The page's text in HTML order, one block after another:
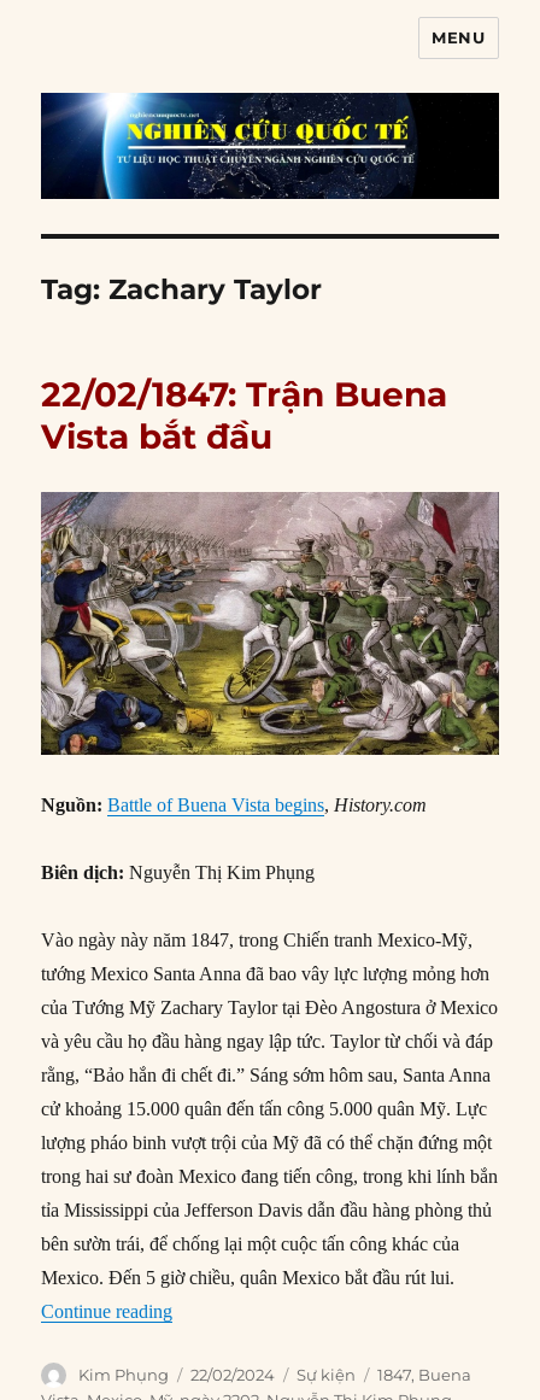
MENU
Tag:Zachary Taylor
22/02/1847: Trận Buena
Vista bắt đầu
Nguồn:Battle of Buena Vista begins, History.com
Biên dịch: Nguyễn Thị Kim Phụng
Vào ngày này năm 1847, trong Chiến tranh Mexico-Mỹ,
tướng Mexico Santa Anna đã bao vây lực lượng mỏng hơn
của Tướng Mỹ Zachary Taylor tại Đèo Angostura ở Mexico
và yêu cầu họ đầu hàng ngay lập tức. Taylor từ chối và đáp
rằng, “Bảo hắn đi chết đi.” Sáng sớm hôm sau, Santa Anna
cử khoảng 15.000 quân đến tấn công 5.000 quân Mỹ. Lực
lượng pháo binh vượt trội của Mỹ đã có thể chặn đứng một
trong hai sư đoàn Mexico đang tiến công, trong khi lính bắn
tỉa Mississippi của Jefferson Davis dẫn đầu hàng phòng thủ
bên sườn trái, để chống lại một cuộc tấn công khác của
Mexico. Đến 5 giờ chiều, quân Mexico bắt đầu rút lui.
Continue reading“22/02/1847: Trận Buena Vista bắt đầu”
Author
Kim Phụng
Posted
22/02/2024 Categories
Sự kiện Tags
1847, Buena